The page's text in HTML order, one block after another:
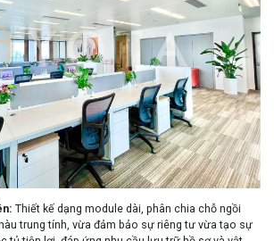
: Thiết kế dạng module dài, phân chia chỗ ngồi
trung tính, vừa đảm bảo sự riêng tư vừa tạo sự